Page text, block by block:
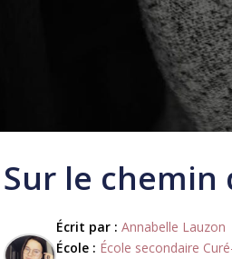
Sur le chemin
Écrit par : Annabelle Lauzon
École : École secondaire